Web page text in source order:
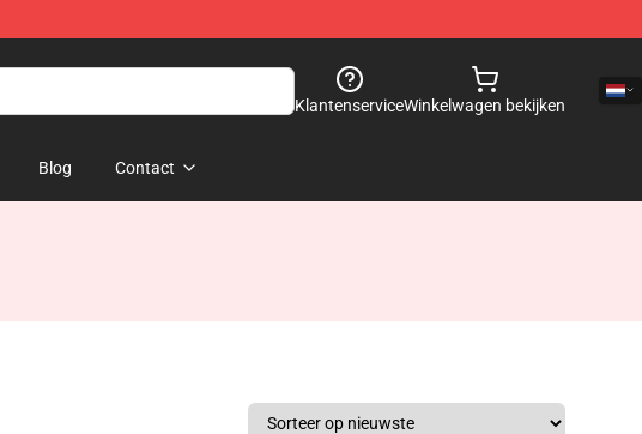
KlantenserviceWinkelwagen bekijken
Blog Contact